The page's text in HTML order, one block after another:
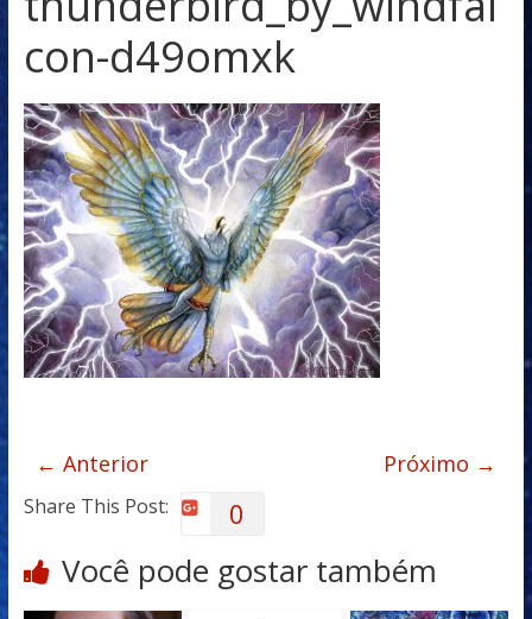
con-d49omxk
← Anterior Próximo →
Share This Post: 0
Você pode gostar também